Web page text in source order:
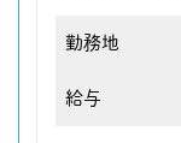
勤務地
給与